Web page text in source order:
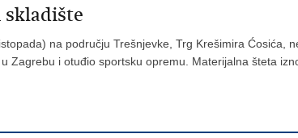
na području Trešnjevke, Trg Krešimira Ćosića,
Zagrebu i otuđio sportsku opremu. Materijalna šteta